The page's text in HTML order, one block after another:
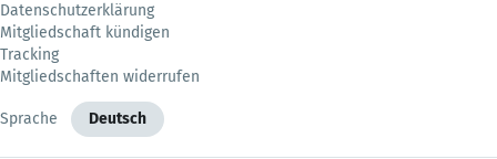
Datenschutzerklärung
Mitgliedschaft kündigen
Tracking
Mitgliedschaften widerrufen
Sprache Deutsch